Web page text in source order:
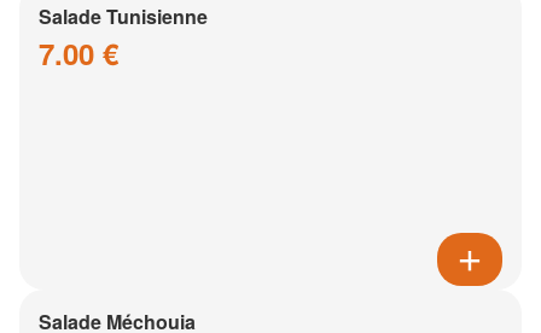
Salade Tunisienne
7.00 €
Salade Méchouia